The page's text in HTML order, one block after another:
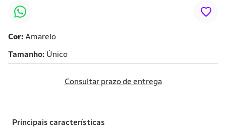
Cor: Amarelo
Tamanho Único
Consultar prazo de entrega
Principais características